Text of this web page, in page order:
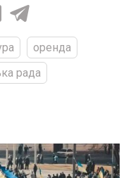
оренда
рада